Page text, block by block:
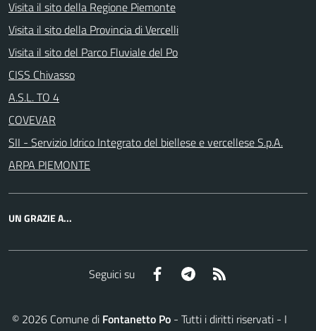
Visita il sito della Regione Piemonte
Visita il sito della Provincia di Vercelli
Visita il sito del Parco Fluviale del Po
CISS Chivasso
A.S.L. TO 4
COVEVAR
SII - Servizio Idrico Integrato del biellese e vercellese S.p.A.
ARPA PIEMONTE
UN GRAZIE A...
Seguici su Facebook Telegram
© 2026 Comune di Fontanetto Po - Tutti i diritti riservati - I